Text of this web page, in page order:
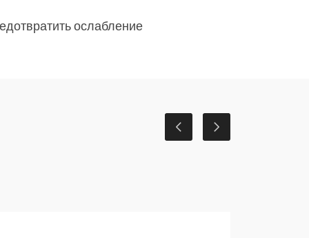
ослабление